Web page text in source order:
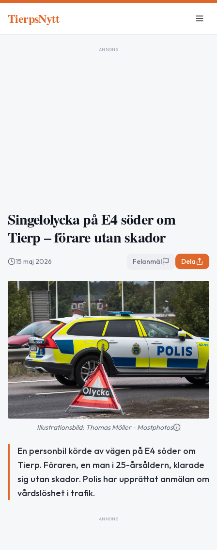
TierpsNytt
ANNONS
Singelolycka på E4 söder om
Tierp – förare utan skador
15 maj 2026 Felanmäl Dela
Illustrationsbild: Thomas Möller - Mostphotos
En personbil körde av vägen på E4 söder om
Tierp. Föraren, en man i 25-årsåldern, klarade
sig utan skador. Polis har upprättat anmälan om
vårdslöshet i trafik.
ANNONS